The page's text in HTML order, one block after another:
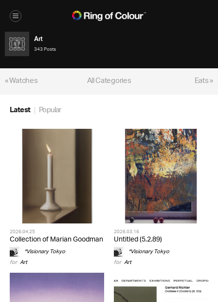
Art
343 Posts
« Watches Eats »
All Categories
Latest Popular
2026.04.25
Collection of Marian Goodman
*Visionary Tokyo
for Art
2026.03.16
Untitled (5.2.89)
*Visionary Tokyo
for Art